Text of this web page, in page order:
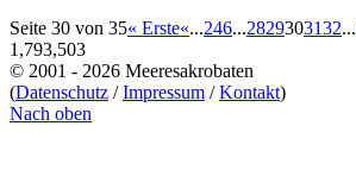
Seite 30 von 35« Erste«...246...2829303132...
1,793,503
© 2001 - 2026 Meeresakrobaten
(Datenschutz /Impressum /Kontakt)
Nach oben